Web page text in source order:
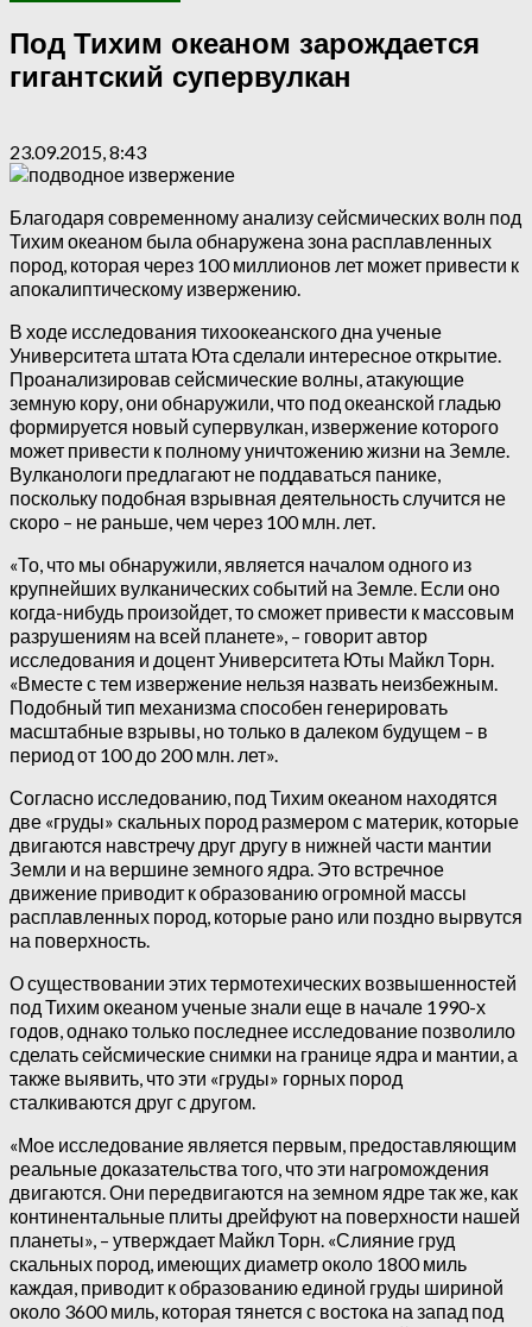
Под Тихим океаном зарождается
гигантский супервулкан
23.09.2015, 8:43
Благодаря современному анализу сейсмических волн под
Тихим океаном была обнаружена зона расплавленных
пород, которая через 100 миллионов лет может привести к
апокалиптическому извержению.
В ходе исследования тихоокеанского дна ученые
Университета штата Юта сделали интересное открытие.
Проанализировав сейсмические волны, атакующие
земную кору, они обнаружили, что под океанской гладью
формируется новый супервулкан, извержение которого
может привести к полному уничтожению жизни на Земле.
Вулканологи предлагают не поддаваться панике,
поскольку подобная взрывная деятельность случится не
скоро – не раньше, чем через 100 млн. лет.
«То, что мы обнаружили, является началом одного из
крупнейших вулканических событий на Земле. Если оно
когда-нибудь произойдет, то сможет привести к массовым
разрушениям на всей планете», – говорит автор
исследования и доцент Университета Юты Майкл Торн.
«Вместе с тем извержение нельзя назвать неизбежным.
Подобный тип механизма способен генерировать
масштабные взрывы, но только в далеком будущем – в
период от 100 до 200 млн. лет».
Согласно исследованию, под Тихим океаном находятся
две «груды» скальных пород размером с материк, которые
двигаются навстречу друг другу в нижней части мантии
Земли и на вершине земного ядра. Это встречное
движение приводит к образованию огромной массы
расплавленных пород, которые рано или поздно вырвутся
на поверхность.
О существовании этих термотехических возвышенностей
под Тихим океаном ученые знали еще в начале 1990-х
годов, однако только последнее исследование позволило
сделать сейсмические снимки на границе ядра и мантии, а
также выявить, что эти «груды» горных пород
сталкиваются друг с другом.
«Мое исследование является первым, предоставляющим
реальные доказательства того, что эти нагромождения
двигаются. Они передвигаются на земном ядре так же, как
континентальные плиты дрейфуют на поверхности нашей
планеты», – утверждает Майкл Торн. «Слияние груд
скальных пород, имеющих диаметр около 1800 миль
каждая, приводит к образованию единой груды шириной
около 3600 миль, которая тянется с востока на запад под